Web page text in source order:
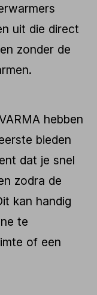
uit die direct
zonder de
hebben
bieden
dat je snel
zodra de
kan handig
te
of een